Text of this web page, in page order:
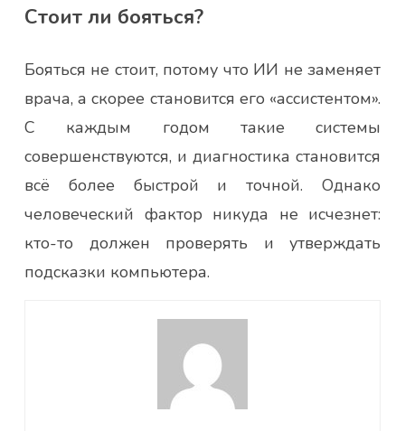
Стоит ли бояться?
Бояться не стоит, потому что ИИ не заменяет
врача, а скорее становится его «ассистентом».
С каждым годом такие системы
совершенствуются, и диагностика становится
всё более быстрой и точной. Однако
человеческий фактор никуда не исчезнет:
кто-то должен проверять и утверждать
подсказки компьютера.